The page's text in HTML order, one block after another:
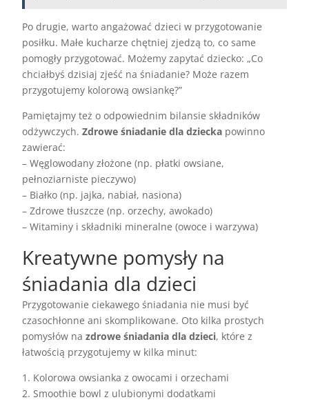
Po drugie, warto angażować dzieci w przygotowanie
posiłku. Małe kucharze chętniej zjedzą to, co same
pomogły przygotować. Możemy zapytać dziecko: „Co
chciałbyś dzisiaj zjeść na śniadanie? Może razem
przygotujemy kolorową owsiankę?”
Pamiętajmy też o odpowiednim bilansie składników
odżywczych.Zdrowe śniadanie dla dziecka powinno
zawierać:
– Węglowodany złożone (np. płatki owsiane,
pełnoziarniste pieczywo)
– Białko (np. jajka, nabiał, nasiona)
– Zdrowe tłuszcze (np. orzechy, awokado)
– Witaminy i składniki mineralne (owoce i warzywa)
Kreatywne pomysły na
śniadania dla dzieci
Przygotowanie ciekawego śniadania nie musi być
czasochłonne ani skomplikowane. Oto kilka prostych
pomysłów nazdrowe śniadania dla dzieci, które z
łatwością przygotujemy w kilka minut:
1. Kolorowa owsianka z owocami i orzechami
2. Smoothie bowl z ulubionymi dodatkami